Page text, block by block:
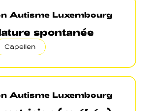
Autisme Luxembourg
spontanée
Capellen
Autisme Luxembourg